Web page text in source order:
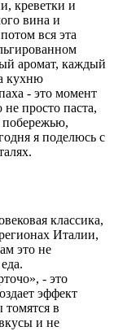
креветки и
вина и
вся эта
аромат, каждый
кухню
- это момент
просто паста,
побережью,
я поделюсь с
классика,
Италии,
это не
- это
эффект
томятся в
и не